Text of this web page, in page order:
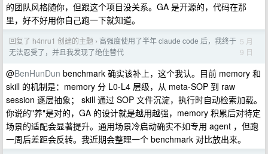
的团队风格随你，但跟这个项目没关系。GA 是开源的，代码在那
里，好不好用你自己跑一下就知道。
回复了 h4nru1 创建的主题 › 高强度使用了半年 claude code 后，我终于
无法忍受了，并且我发现了绝佳替代
5 月
9 日
@BenHunDun benchmark 确实该补上，这个我认。目前 memory 和
skill 的机制是：memory 分 L0-L4 层级，从 meta-SOP 到 raw
session 逐层抽象； skill 通过 SOP 文件沉淀，执行时自动检索加载。
你说的"养"是对的，GA 的设计就是越用越强，memory 积累后对特定
场景的适配会显著提升。通用场景冷启动确实不如专用 agent ，但跑
一周后差距会反转。我近期会整理一个 benchmark 对比放出来。